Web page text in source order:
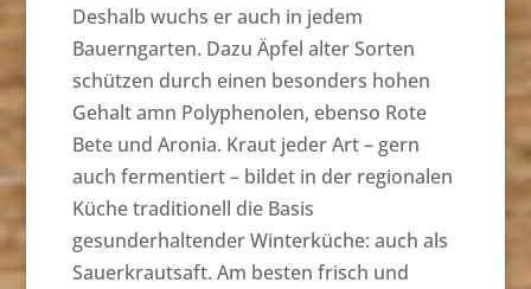
Deshalb wuchs er auch in jedem
Bauerngarten. Dazu Äpfel alter Sorten
schützen durch einen besonders hohen
Gehalt amn Polyphenolen, ebenso Rote
Bete und Aronia. Kraut jeder Art – gern
auch fermentiert – bildet in der regionalen
Küche traditionell die Basis
gesunderhaltender Winterküche: auch als
Sauerkrautsaft. Am besten frisch und